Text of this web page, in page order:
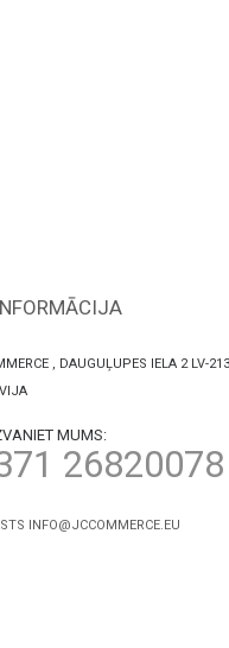
, DAUGUĻUPES IELA 2 LV-
MUMS:
26820078
INFO@JCCOMMERCE.EU